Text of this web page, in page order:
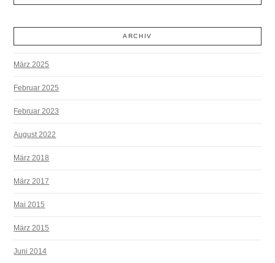
ARCHIV
März 2025
Februar 2025
Februar 2023
August 2022
März 2018
März 2017
Mai 2015
März 2015
Juni 2014